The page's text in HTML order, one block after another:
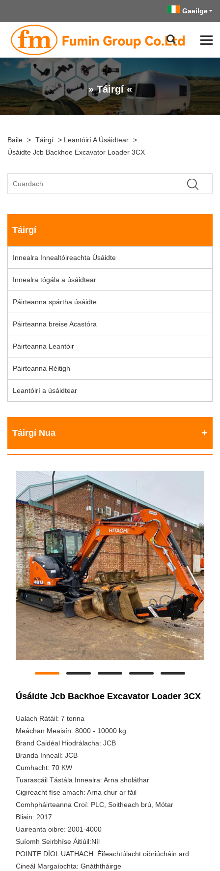
Gaeilge
» Táirgí «
Baile > Táirgí > Leantóirí A Úsáidtear >
Úsáidte Jcb Backhoe Excavator Loader 3CX
Táirgí
Innealra Innealtóireachta Úsáidte
Innealra tógála a úsáidtear
Páirteanna spártha úsáidte
Páirteanna breise Acastóra
Páirteanna Leantóir
Páirteanna Réitigh
Leantóirí a úsáidtear
Táirgí Nua
Úsáidte Jcb Backhoe Excavator Loader 3CX
Ualach Rátáil: 7 tonna
Meáchan Meaisín: 8000 - 10000 kg
Brand Caidéal Hiodrálacha: JCB
Branda Inneall: JCB
Cumhacht: 70 KW
Tuarascáil Tástála Innealra: Arna sholáthar
Cigireacht físe amach: Arna chur ar fáil
Comhpháirteanna Croí: PLC, Soitheach brú, Mótar
Bliain: 2017
Uaireanta oibre: 2001-4000
Suíomh Seirbhíse Áitiúil:Níl
POINTE DÍOL UATHACH: Éifeachtúlacht oibriúcháin ard
Cineál Margaíochta: Gnáththáirge